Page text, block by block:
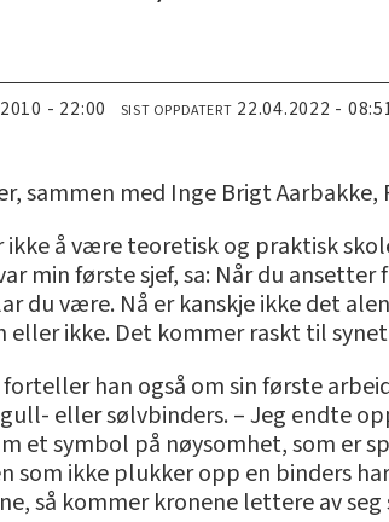
- 22:00 SIST OPPDATERT 22.04.2022 -
sammen med Inge Brigt
ikke å være teoretisk og praktisk
min første sjef, sa: Når du
du være. Nå er kanskje ikke det
eller ikke. Det kommer raskt til
han også om sin første
eller sølvbinders. – Jeg endte
et symbol på nøysomhet, som er
som ikke plukker opp en binders
så kommer kronene lettere av